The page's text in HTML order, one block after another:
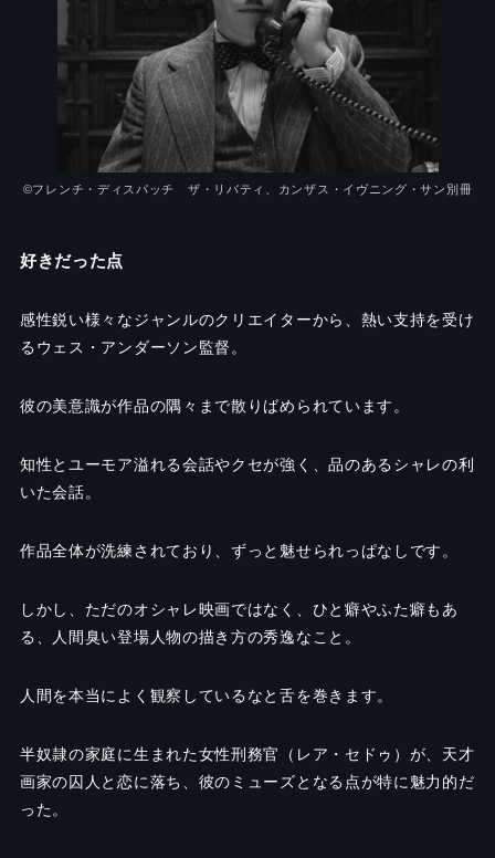
©︎フレンチ・ディスパッチ ザ・リバティ、カンザス・イヴニング・サン別冊
好きだった点
感性鋭い様々なジャンルのクリエイターから、熱い支持を受け
るウェス・アンダーソン監督。
彼の美意識が作品の隅々まで散りばめられています。
知性とユーモア溢れる会話やクセが強く、品のあるシャレの利
いた会話。
作品全体が洗練されており、ずっと魅せられっぱなしです。
しかし、ただのオシャレ映画ではなく、ひと癖やふた癖もあ
る、人間臭い登場人物の描き方の秀逸なこと。
人間を本当によく観察しているなと舌を巻きます。
半奴隷の家庭に生まれた女性刑務官（レア・セドゥ）が、天才
画家の囚人と恋に落ち、彼のミューズとなる点が特に魅力的だ
った。